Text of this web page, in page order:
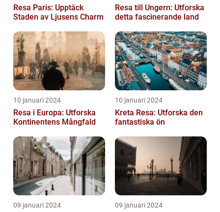
Resa Paris: Upptäck
Staden av Ljusens Charm
Resa till Ungern: Utforska
detta fascinerande land
10 januari 2024
Resa i Europa: Utforska
Kontinentens Mångfald
10 januari 2024
Kreta Resa: Utforska den
fantastiska ön
09 januari 2024 09 januari 2024